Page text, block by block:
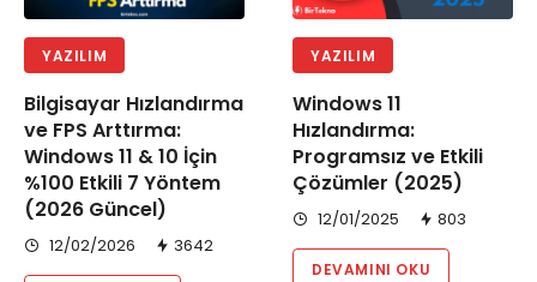
YAZILIM
Bilgisayar Hızlandırma
ve FPS Arttırma:
Windows 11 & 10 İçin
%100 Etkili 7 Yöntem
(2026 Güncel)
12/02/2026 3642
YAZILIM
Windows 11
Hızlandırma:
Programsız ve Etkili
Çözümler (2025)
12/01/2025 803
DEVAMINI OKU